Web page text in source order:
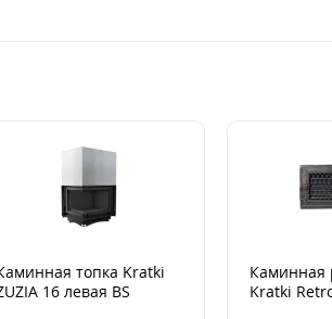
топка Kratki
16 левая BS
Каминная
Kratki